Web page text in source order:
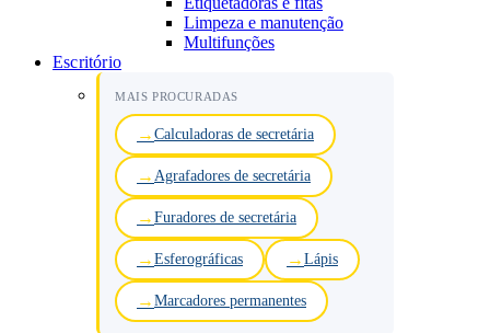
Limpeza e manutenção
Multifunções
Escritório
MAIS PROCURADAS
Calculadoras de secretária
Agrafadores de secretária
Furadores de secretária
Esferográficas Lápis
Marcadores permanentes